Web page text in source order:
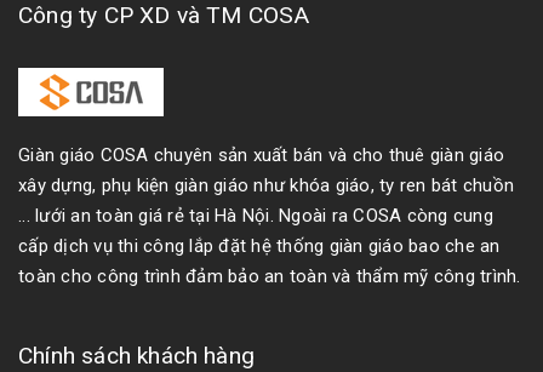
Công ty CP XD và TM COSA
Giàn giáo COSA chuyên sản xuất bán và cho thuê giàn giáo
xây dựng, phụ kiện giàn giáo như khóa giáo, ty ren bát chuồn
... lưới an toàn giá rẻ tại Hà Nội. Ngoài ra COSA còng cung
cấp dịch vụ thi công lắp đặt hệ thống giàn giáo bao che an
toàn cho công trình đảm bảo an toàn và thẩm mỹ công trình.
Chính sách khách hàng